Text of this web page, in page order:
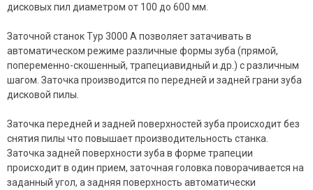
дисковых пил диаметром от 100 до 600 мм.
Заточной станок Typ 3000 A позволяет затачивать в
автоматическом режиме различные формы зуба (прямой,
попеременно-скошенный, трапециавидный и.др.) с различным
шагом. Заточка производится по передней и задней грани зуба
дисковой пилы.
Заточка передней и задней поверхностей зуба происходит без
снятия пилы что повышает производительность станка.
Заточка задней поверхности зуба в форме трапеции
происходит в один прием, заточная головка поворачивается на
заданный угол, а задняя поверхность автоматически